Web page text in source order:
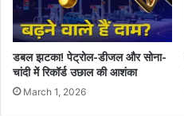
डबल झटका! पेट्रोल-डीजल और सोना-
चांदी में रिकॉर्ड उछाल की आशंका
March 1, 2026